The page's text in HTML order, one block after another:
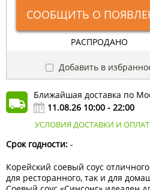
СООБЩИТЬ О
РАСПРОДАНО
Добавить в
Ближайшая доставка по
11.08.26 10:00 - 22:00
УСЛОВИЯ ДОСТАВКИ И
Срок годности: -
Корейский соевый соус
для ресторанного, так и для